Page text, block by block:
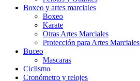
Boxeo y artes marciales
Boxeo
Karate
Otras Artes Marciales
Protección para Artes Marciales
Buceo
Mascaras
Ciclismo
Cronómetro y relojes